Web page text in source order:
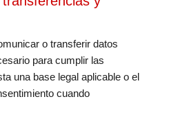
o transferir datos
para cumplir las
una base legal aplicable o el
cuando